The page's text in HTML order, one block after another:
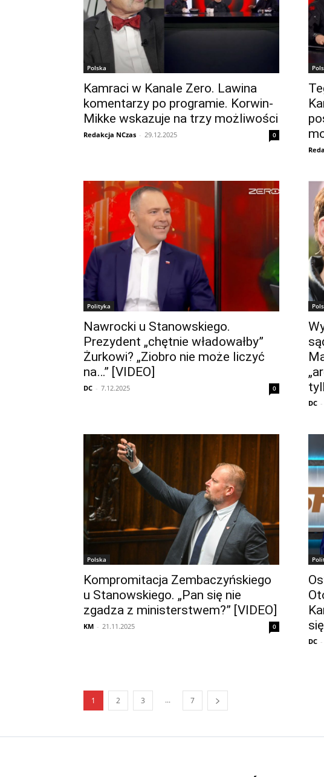
Polska
Kamraci w Kanale Zero. Lawina
komentarzy po programie. Korwin-
Mikke wskazuje na trzy możliwości
Redakcja NCzas - 29.12.2025 0
Polityka
Nawrocki u Stanowskiego.
Prezydent „chętnie władowałby”
Żurkowi? „Ziobro nie może liczyć
na…” [VIDEO]
DC - 7.12.2025 0
DC -
Polska
Kompromitacja Zembaczyńskiego
u Stanowskiego. „Pan się nie
zgadza z ministerstwem?” [VIDEO]
KM - 21.11.2025 0
DC -
1 2 3 ... 7